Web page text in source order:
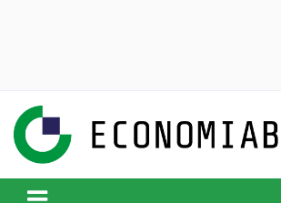
content
www.economiablog.it